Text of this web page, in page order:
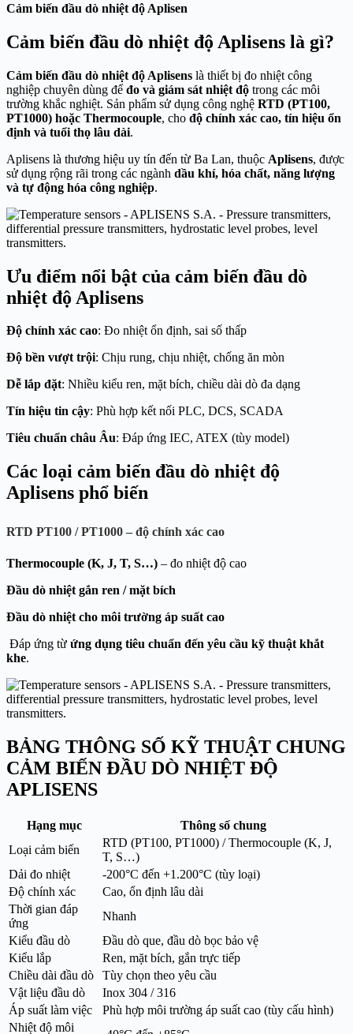
Cảm biến đầu dò nhiệt độ Aplisen
Cảm biến đầu dò nhiệt độ Aplisens là gì?
Cảm biến đầu dò nhiệt độ Aplisens là thiết bị đo nhiệt công
nghiệp chuyên dùng để đo và giám sát nhiệt độ trong các môi
trường khắc nghiệt. Sản phẩm sử dụng công nghệ RTD (PT100,
PT1000) hoặc Thermocouple, cho độ chính xác cao, tín hiệu ổn
định và tuổi thọ lâu dài.
Aplisens là thương hiệu uy tín đến từ Ba Lan, thuộc Aplisens, được
sử dụng rộng rãi trong các ngành dầu khí, hóa chất, năng lượng
và tự động hóa công nghiệp.
Ưu điểm nổi bật của cảm biến đầu dò
nhiệt độ Aplisens
Độ chính xác cao: Đo nhiệt ổn định, sai số thấp
Độ bền vượt trội: Chịu rung, chịu nhiệt, chống ăn mòn
Dễ lắp đặt: Nhiều kiểu ren, mặt bích, chiều dài dò đa dạng
Tín hiệu tin cậy: Phù hợp kết nối PLC, DCS, SCADA
Tiêu chuẩn châu Âu: Đáp ứng IEC, ATEX (tùy model)
Các loại cảm biến đầu dò nhiệt độ
Aplisens phổ biến
RTD PT100 / PT1000 – độ chính xác cao
Thermocouple (K, J, T, S…) – đo nhiệt độ cao
Đầu dò nhiệt gắn ren / mặt bích
Đầu dò nhiệt cho môi trường áp suất cao
Đáp ứng từ ứng dụng tiêu chuẩn đến yêu cầu kỹ thuật khắt
khe.
BẢNG THÔNG SỐ KỸ THUẬT CHUNG
CẢM BIẾN ĐẦU DÒ NHIỆT ĐỘ
APLISENS
Hạng mục
Thông số chung
Loại cảm biến
RTD (PT100, PT1000) / Thermocouple (K, J,
T, S…)
Dải đo nhiệt
-200°C đến +1.200°C (tùy loại)
Độ chính xác
Cao, ổn định lâu dài
Thời gian đáp
ứng
Nhanh
Kiểu đầu dò
Đầu dò que, đầu dò bọc bảo vệ
Kiểu lắp
Ren, mặt bích, gắn trực tiếp
Chiều dài đầu dò
Tùy chọn theo yêu cầu
Vật liệu đầu dò
Inox 304 / 316
Áp suất làm việc
Phù hợp môi trường áp suất cao (tùy cấu hình)
Nhiệt độ môi